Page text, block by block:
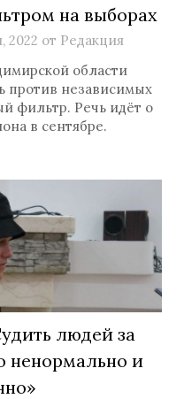
на выборах
2022 от Редакция
области
против независимых
фильтр. Речь идёт о
в сентябре.
людей за
ненормально и